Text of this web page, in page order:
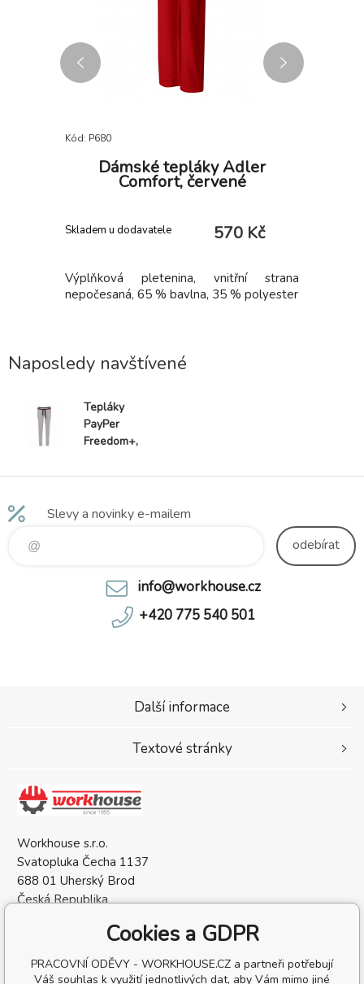
Kód: P680
Dámské tepláky Adler
Comfort, červené
Skladem u dodavatele 570 Kč
Výplňková pletenina, vnitřní strana
nepočesaná, 65 % bavlna, 35 % polyester
Naposledy navštívené
Tepláky
PayPer
Freedom+,
Slevy a novinky e-mailem
odebírat
info@workhouse.cz
+420 775 540 501
Workhouse s.r.o.
Svatopluka Čecha 1137
688 01 Uherský Brod
Česká Republika
DIČ: CZ05568137
Další informace
Textové stránky
Cookies a GDPR
PRACOVNÍ ODĚVY - WORKHOUSE.CZ a partneři potřebují
Váš souhlas k využití jednotlivých dat, aby Vám mimo jiné